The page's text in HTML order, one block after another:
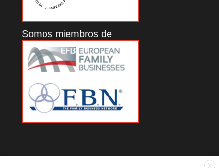
Somos miembros de
X